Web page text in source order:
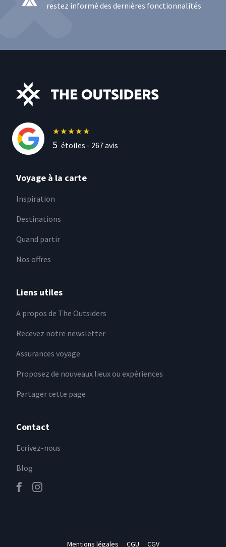
restez informé des dernières fonctionnalités
★★★★★
5 étoiles - 267avis
Voyage à la carte
Inspiration
Destinations
Quand partir
Nos offres
Liens utiles
A propos de The Outsiders
Recevez notre newsletter
Assurances voyage
Proposez de nouveaux lieux ou expériences
Partager cette page
Contact
Ecrivez-nous
Blog
Mentions légales CGU CGV